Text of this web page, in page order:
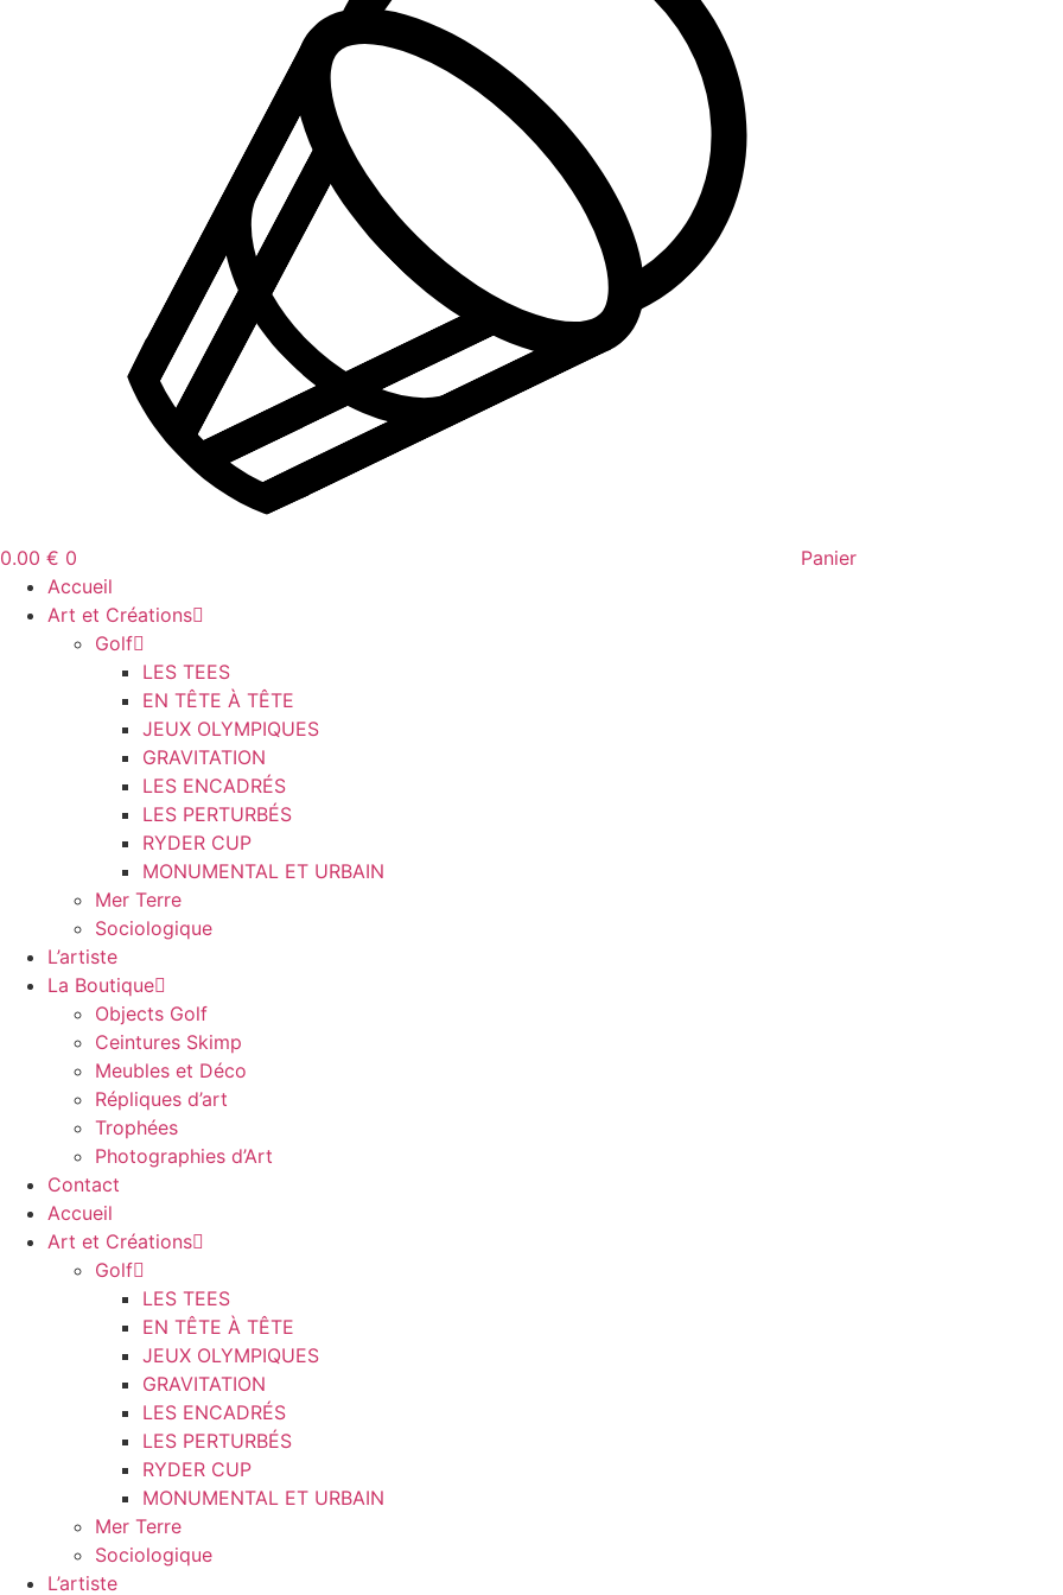
0.00 € 0
Panier
Accueil
Art et Créations
Golf
LES TEES
EN TÊTE À TÊTE
JEUX OLYMPIQUES
GRAVITATION
LES ENCADRÉS
LES PERTURBÉS
RYDER CUP
MONUMENTAL ET URBAIN
Mer Terre
Sociologique
L’artiste
La Boutique
Objects Golf
Ceintures Skimp
Meubles et Déco
Répliques d’art
Trophées
Photographies d’Art
Contact
Accueil
Art et Créations
Golf
LES TEES
EN TÊTE À TÊTE
JEUX OLYMPIQUES
GRAVITATION
LES ENCADRÉS
LES PERTURBÉS
RYDER CUP
MONUMENTAL ET URBAIN
Mer Terre
Sociologique
L’artiste